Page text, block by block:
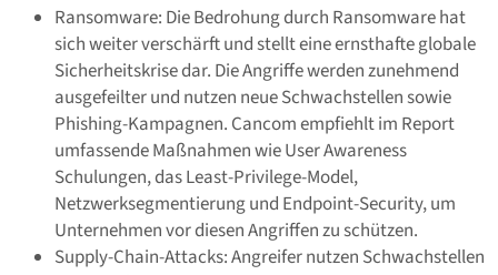
Ransomware: Die Bedrohung durch Ransomware hat
sich weiter verschärft und stellt eine ernsthafte globale
Sicherheitskrise dar. Die Angriffe werden zunehmend
ausgefeilter und nutzen neue Schwachstellen sowie
Phishing-Kampagnen. Cancom empfiehlt im Report
umfassende Maßnahmen wie User Awareness
Schulungen, das Least-Privilege-Model,
Netzwerksegmentierung und Endpoint-Security, um
Unternehmen vor diesen Angriffen zu schützen.
Supply-Chain-Attacks: Angreifer nutzen Schwachstellen